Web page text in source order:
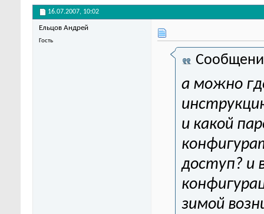
16.07.2007, 10:02
Ельцов Андрей
Гость
а можно
и какой
доступ? и
зимой